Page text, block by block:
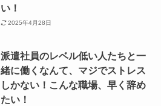
い！
2025年4月28日
派遣社員のレベル低い人たちと一
緒に働くなんて、マジでストレス
しかない！こんな職場、早く辞め
たい！